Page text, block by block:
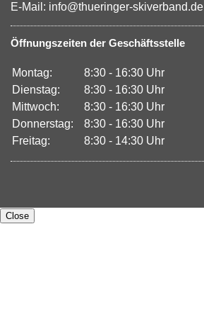
E-Mail: info@thueringer-skiverband.de
Öffnungszeiten der Geschäftsstelle
Montag:
8:30 - 16:30 Uhr
Dienstag:
8:30 - 16:30 Uhr
Mittwoch:
8:30 - 16:30 Uhr
Donnerstag:
8:30 - 16:30 Uhr
Freitag:
8:30 - 14:30 Uhr
Close